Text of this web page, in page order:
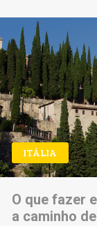
ITÁLIA
O que fazer
a caminho